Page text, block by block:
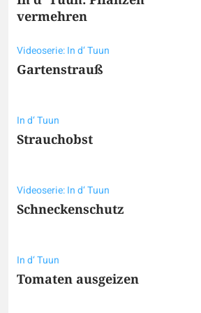
vermehren
Videoserie: In d‘ Tuun
Gartenstrauß
In d‘ Tuun
Strauchobst
Videoserie: In d‘ Tuun
Schneckenschutz
In d‘ Tuun
Tomaten ausgeizen